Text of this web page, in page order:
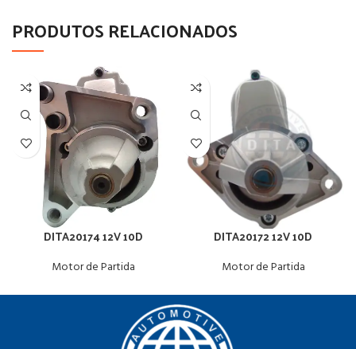
PRODUTOS RELACIONADOS
DITA20174 12V 10D
Motor de Partida
DITA20172 12V 10D
Motor de Partida